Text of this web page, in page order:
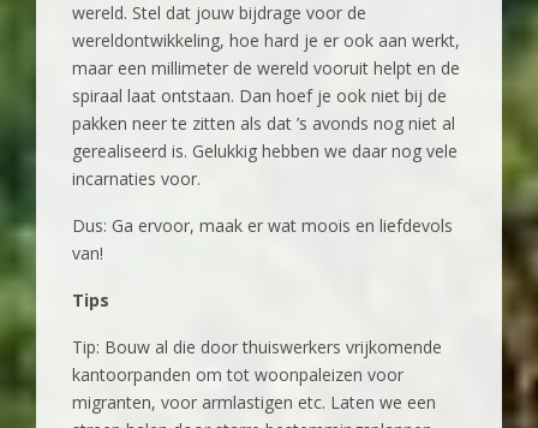
wereld. Stel dat jouw bijdrage voor de
wereldontwikkeling, hoe hard je er ook aan werkt,
maar een millimeter de wereld vooruit helpt en de
spiraal laat ontstaan. Dan hoef je ook niet bij de
pakken neer te zitten als dat ’s avonds nog niet al
gerealiseerd is. Gelukkig hebben we daar nog vele
incarnaties voor.
Dus: Ga ervoor, maak er wat moois en liefdevols
van!
Tips
Tip: Bouw al die door thuiswerkers vrijkomende
kantoorpanden om tot woonpaleizen voor
migranten, voor armlastigen etc. Laten we een